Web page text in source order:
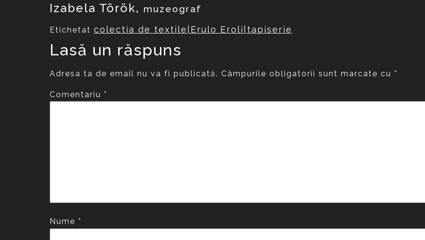
Izabela Török, muzeograf
Etichetat colectia de textile|Erulo Eroli|tapiserie
Lasă un răspuns
Adresa ta de email nu va fi publicată. Câmpurile obligatorii sunt marcate cu *
Comentariu *
Nume *